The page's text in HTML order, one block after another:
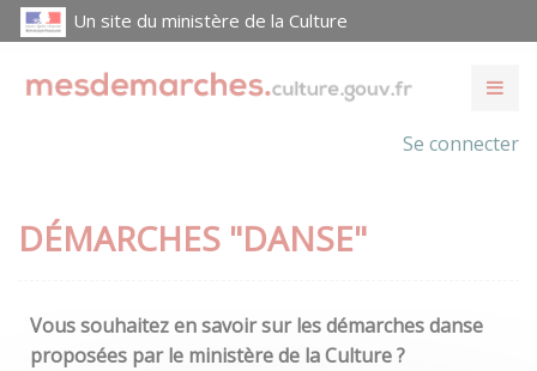
Un site du ministère de la Culture
Se connecter
DÉMARCHES "DANSE"
Vous souhaitez en savoir sur les démarches danse
proposées par le ministère de la Culture ?